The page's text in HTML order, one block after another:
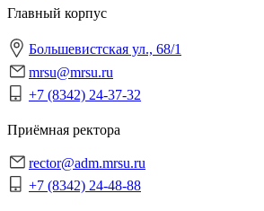
Главный корпус
Большевистская ул., 68/1
mrsu@mrsu.ru
+7 (8342) 24-37-32
Приёмная ректора
rector@adm.mrsu.ru
+7 (8342) 24-48-88